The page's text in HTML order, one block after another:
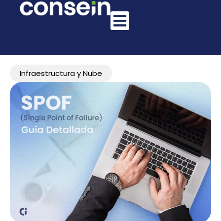
Infraestructura y Nube